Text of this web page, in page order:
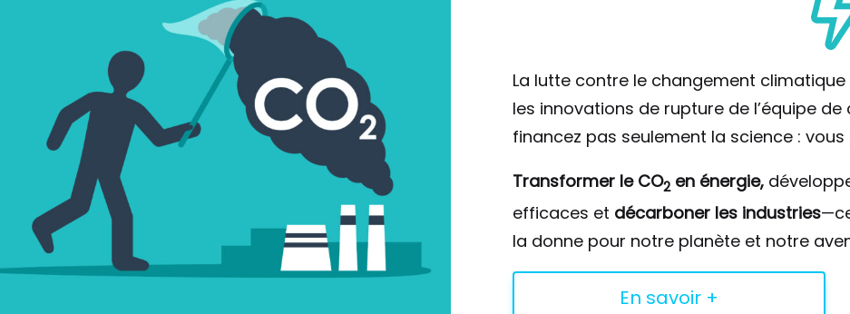
La lutte contre le changement
les innovations de rupture de l’équipe
financez pas seulement la science :
Transformer le CO2 en énergie,
efficaces et décarboner les industries
la donne pour notre planète et notre
En savoir +